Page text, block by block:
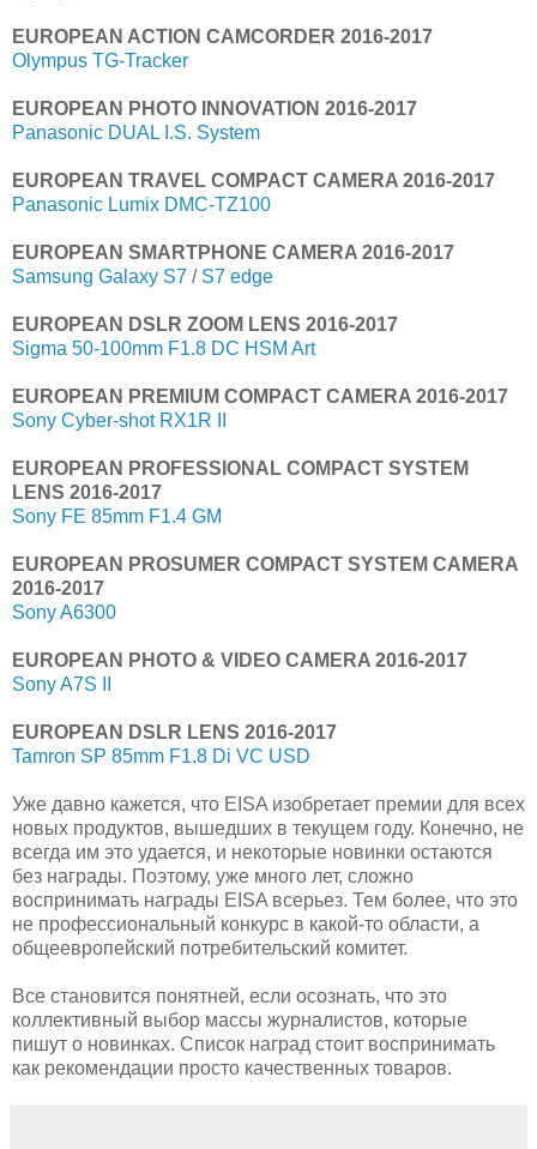
EUROPEAN ACTION CAMCORDER 2016-2017
Olympus TG-Tracker
EUROPEAN PHOTO INNOVATION 2016-2017
Panasonic DUAL I.S. System
EUROPEAN TRAVEL COMPACT CAMERA 2016-2017
Panasonic Lumix DMC-TZ100
EUROPEAN SMARTPHONE CAMERA 2016-2017
Samsung Galaxy S7 / S7 edge
EUROPEAN DSLR ZOOM LENS 2016-2017
Sigma 50-100mm F1.8 DC HSM Art
EUROPEAN PREMIUM COMPACT CAMERA 2016-2017
Sony Cyber-shot RX1R II
EUROPEAN PROFESSIONAL COMPACT SYSTEM
LENS 2016-2017
Sony FE 85mm F1.4 GM
EUROPEAN PROSUMER COMPACT SYSTEM CAMERA
2016-2017
Sony A6300
EUROPEAN PHOTO & VIDEO CAMERA 2016-2017
Sony A7S II
EUROPEAN DSLR LENS 2016-2017
Tamron SP 85mm F1.8 Di VC USD
Уже давно кажется, что EISA изобретает премии для всех
новых продуктов, вышедших в текущем году. Конечно, не
всегда им это удается, и некоторые новинки остаются
без награды. Поэтому, уже много лет, сложно
воспринимать награды EISA всерьез. Тем более, что это
не профессиональный конкурс в какой-то области, а
общеевропейский потребительский комитет.
Все становится понятней, если осознать, что это
коллективный выбор массы журналистов, которые
пишут о новинках. Список наград стоит воспринимать
как рекомендации просто качественных товаров.